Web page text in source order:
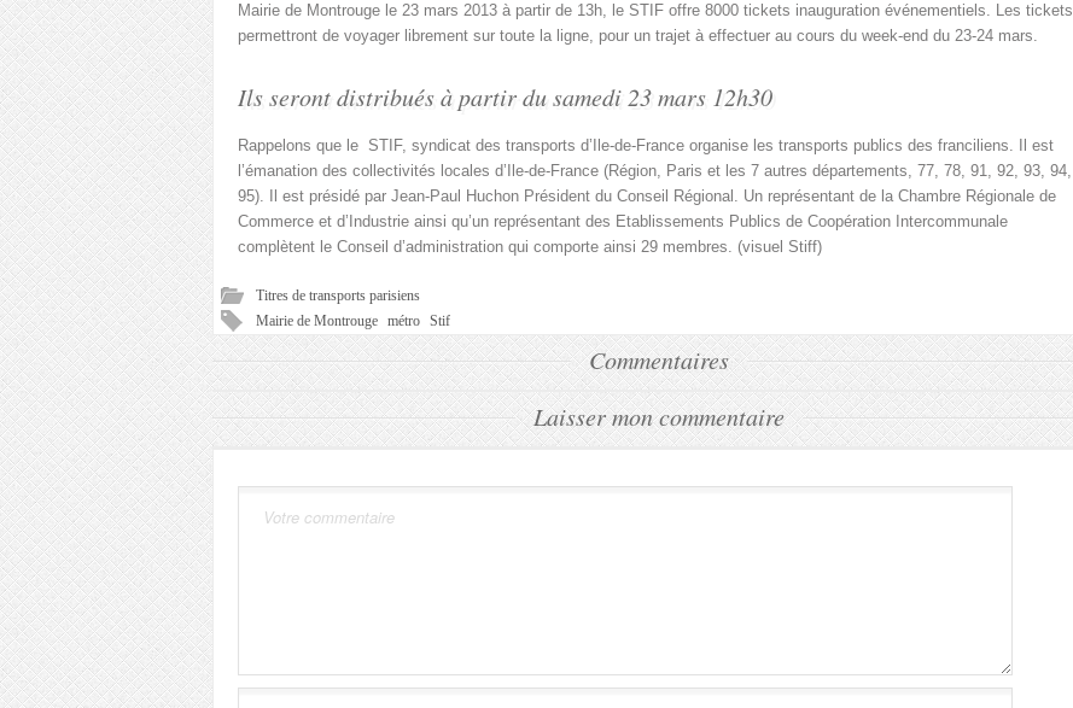
Mairie de Montrouge le 23 mars 2013 à partir de 13h, le STIF offre 8000 tickets inauguration événementiels. Les tickets
permettront de voyager librement sur toute la ligne, pour un trajet à effectuer au cours du week-end du 23-24 mars.
Ils seront distribués à partir du samedi 23 mars 12h30
Rappelons que le STIF, syndicat des transports d’Ile-de-France organise les transports publics des franciliens. Il est
l’émanation des collectivités locales d’Ile-de-France (Région, Paris et les 7 autres départements, 77, 78, 91, 92, 93, 94,
95). Il est présidé par Jean-Paul Huchon Président du Conseil Régional. Un représentant de la Chambre Régionale de
Commerce et d’Industrie ainsi qu’un représentant des Etablissements Publics de Coopération Intercommunale
complètent le Conseil d’administration qui comporte ainsi 29 membres. (visuel Stiff)
Titres de transports parisiens
Mairie de Montrouge métro Stif
Commentaires
Laisser mon commentaire